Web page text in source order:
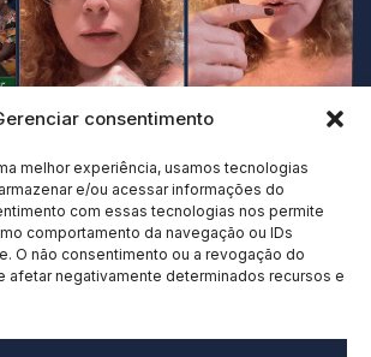
consentimento
melhor experiência, usamos tecnologias
e/ou acessar informações do
com essas tecnologias nos permite
comportamento da navegação ou IDs
O não consentimento ou a revogação do
afetar negativamente determinados recursos e